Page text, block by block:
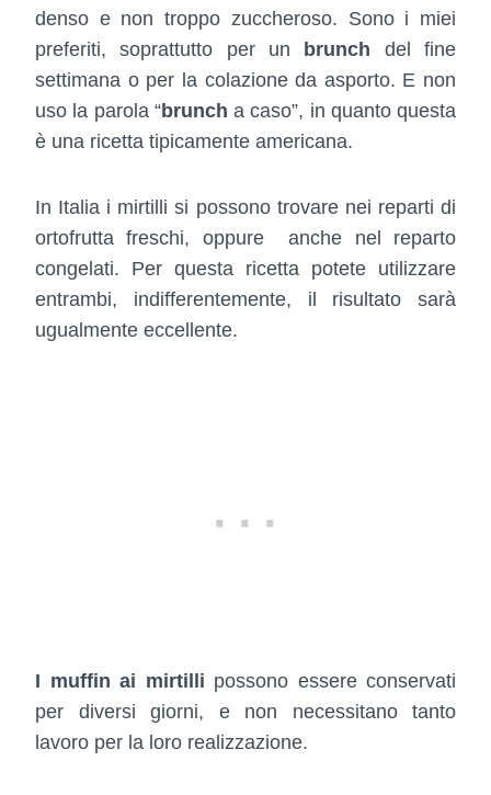
denso e non troppo zuccheroso. Sono i miei
preferiti, soprattutto per un brunch del fine
settimana o per la colazione da asporto. E non
uso la parola “brunch a caso”, in quanto questa
è una ricetta tipicamente americana.
In Italia i mirtilli si possono trovare nei reparti di
ortofrutta freschi, oppure anche nel reparto
congelati. Per questa ricetta potete utilizzare
entrambi, indifferentemente, il risultato sarà
ugualmente eccellente.
I muffin ai mirtilli possono essere conservati
per diversi giorni, e non necessitano tanto
lavoro per la loro realizzazione.